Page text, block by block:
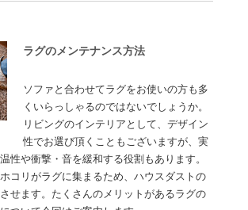
ラグのメンテナンス方法
ソファと合わせてラグをお使いの方も多
くいらっしゃるのではないでしょうか。
リビングのインテリアとして、デザイン
性でお選び頂くこともございますが、実
性や衝撃・音を緩和する役割もあります。
コリがラグに集まるため、ハウスダストの
せます。たくさんのメリットがあるラグの